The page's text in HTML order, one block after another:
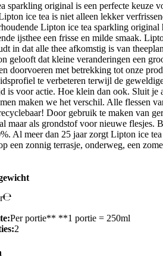
sparkling original is een perfecte keuze
ice tea is niet alleen lekker
Lipton ice tea sparkling original
ijsthee een frisse en milde smaak.
in dat alle thee afkomstig is van
gelooft dat kleine veranderingen een
doorvoeren met betrekking tot onze
te verbeteren terwijl de
is voor actie. Hoe klein dan ook. Sluit
maken we het verschil. Alle flessen
Door gebruik te maken van
maar als grondstof voor nieuwe flesjes.
Al meer dan 25 jaar zorgt Lipton ice
een zonnig terrasje, onderweg, een
Per portie** **1 portie = 250ml
2